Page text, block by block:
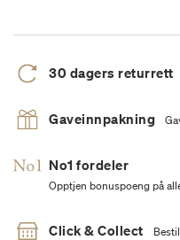
30 dagers returrett
Gaveinnpakning
No1 fordeler
Opptjen bonuspoeng på
Click & Collect